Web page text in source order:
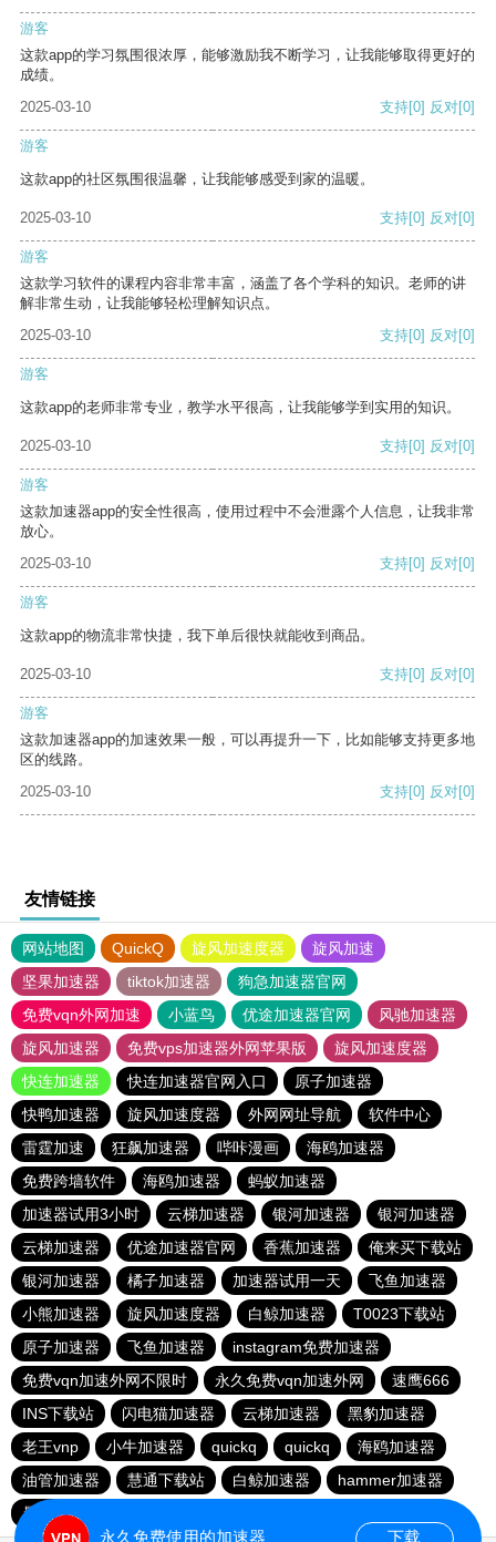
游客
这款app的学习氛围很浓厚，能够激励我不断学习，让我能够取得更好的
成绩。
2025-03-10
支持[0] 反对[0]
游客
这款app的社区氛围很温馨，让我能够感受到家的温暖。
2025-03-10 支持[0] 反对[0]
游客
这款学习软件的课程内容非常丰富，涵盖了各个学科的知识。老师的讲
解非常生动，让我能够轻松理解知识点。
2025-03-10
支持[0] 反对[0]
游客
这款app的老师非常专业，教学水平很高，让我能够学到实用的知识。
2025-03-10 支持[0] 反对[0]
游客
这款加速器app的安全性很高，使用过程中不会泄露个人信息，让我非常
放心。
2025-03-10
支持[0] 反对[0]
游客
这款app的物流非常快捷，我下单后很快就能收到商品。
2025-03-10 支持[0] 反对[0]
游客
这款加速器app的加速效果一般，可以再提升一下，比如能够支持更多地
区的线路。
2025-03-10
支持[0] 反对[0]
友情链接
网站地图 QuickQ 旋风加速度器
旋风加速
坚果加速器
tiktok加速器
狗急加速器官网
免费vqn外网加速
小蓝鸟 优途加速器官网
风驰加速器
旋风加速器
免费vps加速器外网苹果版
旋风加速度器
快连加速器
快连加速器官网入口
原子加速器
快鸭加速器
旋风加速度器 外网网址导航
软件中心
雷霆加速
狂飙加速器 哔咔漫画
海鸥加速器
免费跨墙软件
海鸥加速器
蚂蚁加速器
加速器试用3小时
云梯加速器 银河加速器
银河加速器
云梯加速器
优途加速器官网 香蕉加速器
俺来买下载站
银河加速器
橘子加速器 加速器试用一天
飞鱼加速器
小熊加速器
旋风加速度器 白鲸加速器
T0023下载站
原子加速器
飞鱼加速器
instagram免费加速器
免费vqn加速外网不限时
永久免费vqn加速外网
速鹰666
INS下载站
闪电猫加速器 云梯加速器
黑豹加速器
老王vnp
小牛加速器 quickq quickq
海鸥加速器
油管加速器
慧通下载站 白鲸加速器
hammer加速器
暴雪加速器vp
永久免费使用的加速器 下载